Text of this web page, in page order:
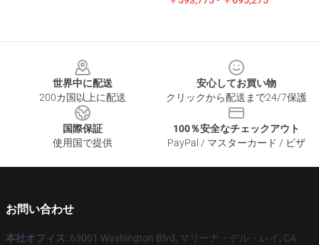
世界中に配送
200カ国以上に配送
安心してお買い物
クリックから配送まで24/7保護
国際保証
使用国で提供
100％安全なチェックアウト
PayPal / マスターカード / ビザ
お問い合わせ
本社オフィス: 63001 Washington Blvd, マリーナ・デル・レイ, CA